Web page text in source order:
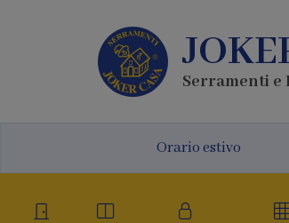
Serramenti e
Orario estivo